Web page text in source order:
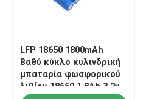
λίθιου
αναστροφέα πλέγματος
LFP 18650 1800mAh
Βαθύ κύκλο κυλινδρική
μπαταρία φωσφορικού
λιθίου 18650 1.8Ah 3.2v